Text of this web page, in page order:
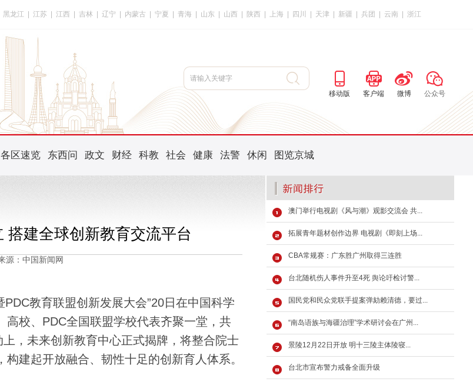
黑龙江 江苏 江西 吉林 辽宁 内蒙古 宁夏 青海 山东 山西 陕西 上海 四川 天津 新疆 兵团 云南 浙江
移动版 客户端 微博 公众号
各区速览 东西问 政文 财经 科教 社会 健康 法警 休闲 图览京城
搭建全球创新教育交流平台
：中国新闻网
教育联盟创新发展大会”20日在中国科学
校、PDC全国联盟学校代表齐聚一堂，共
，未来创新教育中心正式揭牌，将整合院士
建起开放融合、韧性十足的创新育人体系。
澳门举行电视剧《风与潮》观影交流会 共...
拓展青年题材创作边界 电视剧《即刻上场...
CBA常规赛：广东胜广州取得三连胜
台北随机伤人事件升至4死 舆论吁检讨警...
国民党和民众党联手提案弹劾赖清德，要过...
“南岛语族与海疆治理”学术研讨会在广州...
景陵12月22日开放 明十三陵主体陵寝...
台北市宣布警力戒备全面升级